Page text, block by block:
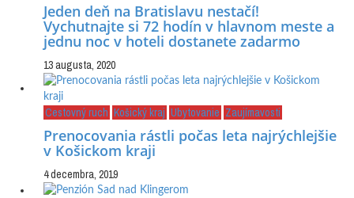
Jeden deň na Bratislavu nestačí!
Vychutnajte si 72 hodín v hlavnom meste a
jednu noc v hoteli dostanete zadarmo
13 augusta, 2020
Cestovný ruch Košický kraj Ubytovanie Zaujímavosti
Prenocovania rástli počas leta najrýchlejšie
v Košickom kraji
4 decembra, 2019